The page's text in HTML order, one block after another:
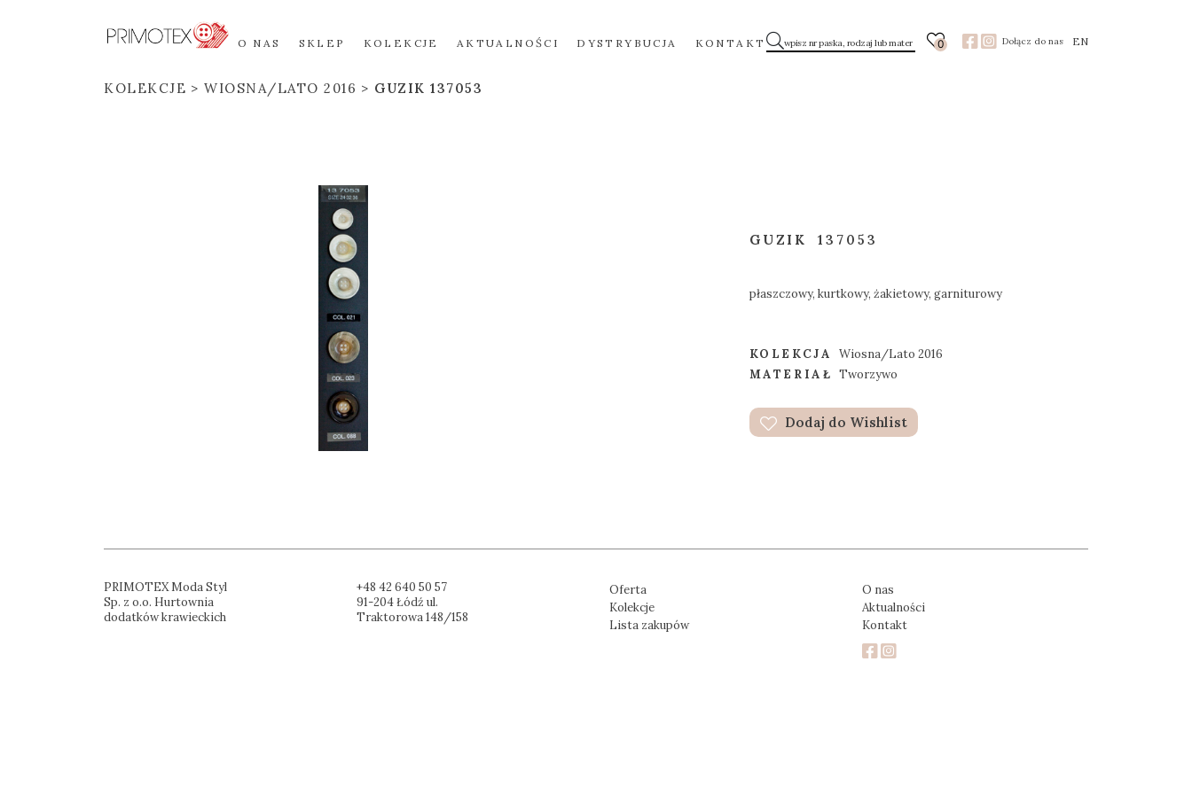
O NAS SKLEP KOLEKCJE AKTUALNOŚCI DYSTRYBUCJA KONTAKT 0 Dołącz do nas EN
KOLEKCJE WIOSNA/LATO 2016 GUZIK 137053
GUZIK 137053
płaszczowy, kurtkowy, żakietowy, garniturowy
KOLEKCJA
Wiosna/Lato 2016
MATERIAŁ Tworzywo
Dodaj do Wishlist
PRIMOTEX Moda Styl
Sp. z o.o. Hurtownia
dodatków krawieckich
+48 42 640 50 57
91-204 Łódź ul.
Traktorowa 148/158
Oferta
Kolekcje
Lista zakupów
O nas
Aktualności
Kontakt